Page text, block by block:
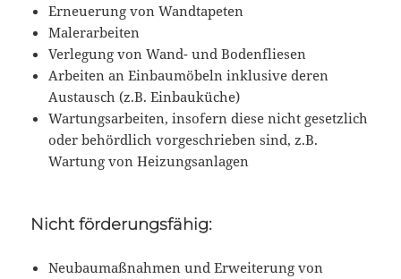
Erneuerung von Wandtapeten
Malerarbeiten
Verlegung von Wand- und Bodenfliesen
Arbeiten an Einbaumöbeln inklusive deren
Austausch (z.B. Einbauküche)
Wartungsarbeiten, insofern diese nicht gesetzlich
oder behördlich vorgeschrieben sind, z.B.
Wartung von Heizungsanlagen
Nicht förderungsfähig:
Neubaumaßnahmen und Erweiterung von